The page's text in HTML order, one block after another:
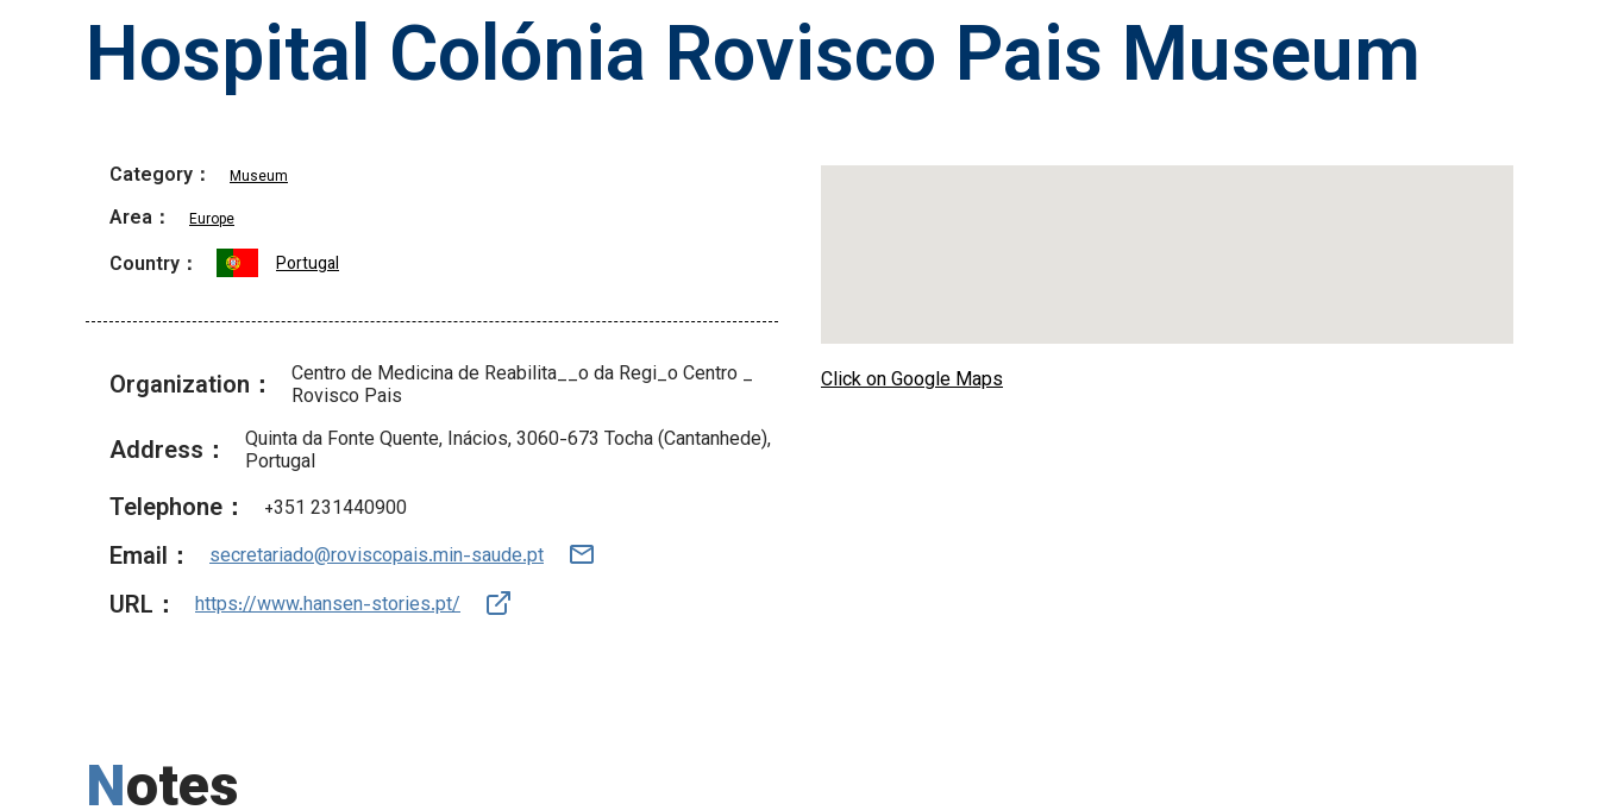
Hospital Colónia Rovisco Pais Museum
Category： Museum
Area： Europe
Country： Portugal
Organization： Centro de Medicina de Reabilita__o da Regi_o Centro _
Rovisco Pais
Address： Quinta da Fonte Quente, Inácios, 3060-673 Tocha (Cantanhede),
Portugal
Telephone： +351 231440900
Email： secretariado@roviscopais.min-saude.pt
URL： https://www.hansen-stories.pt/
Click on Google Maps
Notes